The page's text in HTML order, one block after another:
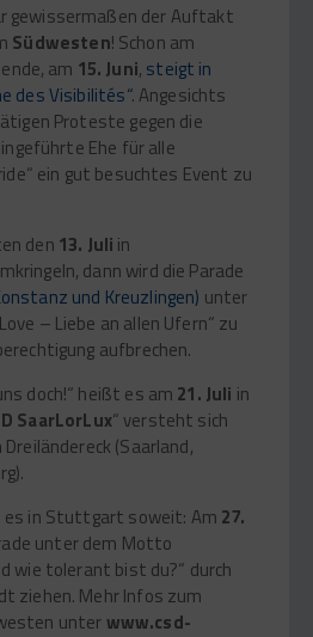
gewissermaßen der Auftakt
Südwesten! Schon am
am 15. Juni, steigt in
des Visibilités“. Angesichts
Proteste gegen die
Ehe für alle
ein gut besuchtes Event zu
den 13. Juli in
dann wird die Parade
und Kreuzlingen) unter
– Liebe an allen Ufern“ zu
aufbrechen.
doch!“ heißt es am 21. Juli in
SaarLorLux“ versteht sich
(Saarland,
es in Stuttgart soweit: Am 27.
unter dem Motto
wie tolerant bist du?“ durch
ziehen. Mehr Infos zum
unterwww.csd-